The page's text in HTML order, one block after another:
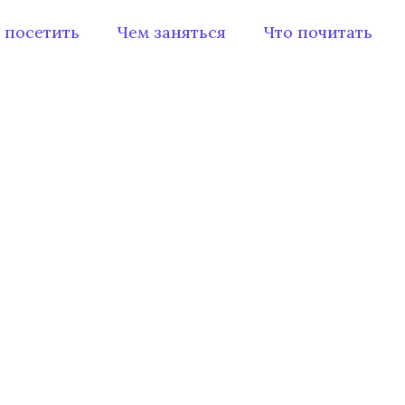
Чем заняться Что почитать